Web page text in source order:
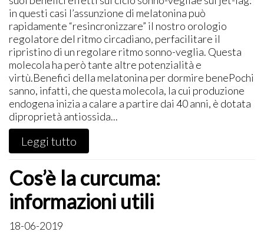
in questi casi l’assunzione di melatonina può
rapidamente “resincronizzare” il nostro orologio
regolatore del ritmo circadiano, perfacilitare il
ripristino di un regolare ritmo sonno-veglia. Questa
molecola ha però tante altre potenzialità e
virtù.Benefici della melatonina per dormire benePochi
sanno, infatti, che questa molecola, la cui produzione
endogena inizia a calare a partire dai 40 anni, è dotata
diproprietà antiossida...
Leggi tutto
Cos’è la curcuma:
informazioni utili
18-06-2019